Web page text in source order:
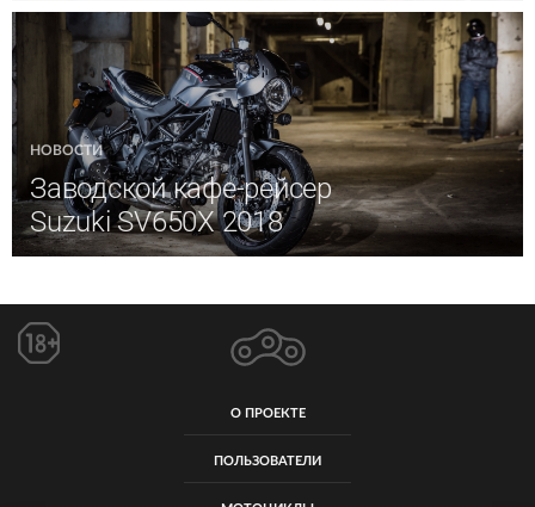
НОВОСТИ
Заводской кафе-рейсер
Suzuki SV650X 2018
О ПРОЕКТЕ
ПОЛЬЗОВАТЕЛИ